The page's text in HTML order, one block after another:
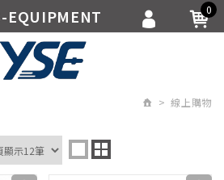
線上購物
EQUIPMENT 0
會員登入
會員註冊
訂單查詢
追蹤清單
繁體中文